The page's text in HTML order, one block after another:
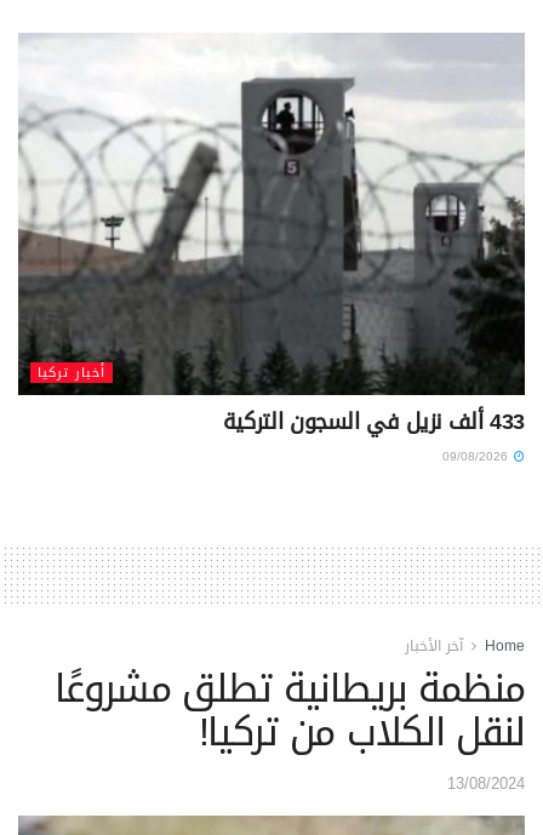
أخبار تركيا
433 ألف نزيل في السجون التركية
Home آخر الأخبار
منظمة بريطانية تطلق مشروعًا
لنقل الكلاب من تركيا!
13/08/2024